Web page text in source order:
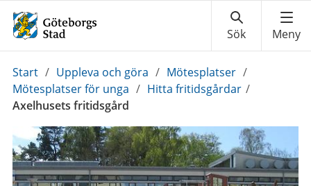
Du
är
här:
Start / Uppleva och göra / Mötesplatser /
Mötesplatser för unga / Hitta fritidsgårdar /
Axelhusets fritidsgård